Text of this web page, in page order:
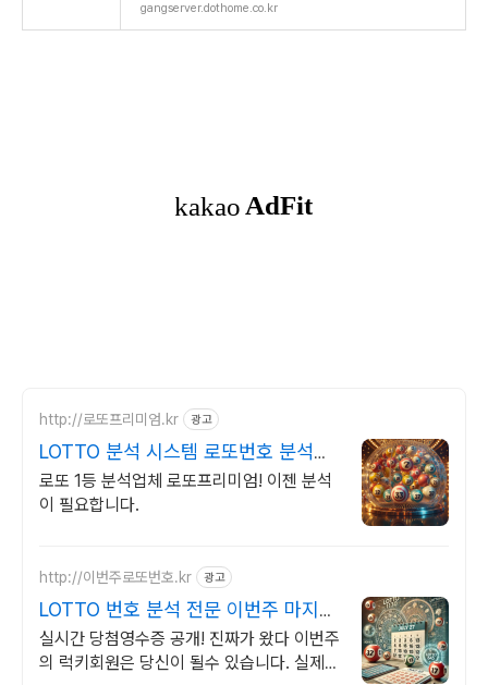
gangserver.dothome.co.kr
http://로또프리미엄.kr 광고
LOTTO 분석 시스템 로또번호 분석업
체
로또 1등 분석업체 로또프리미엄! 이젠 분석
이 필요합니다.
http://이번주로또번호.kr 광고
LOTTO 번호 분석 전문 이번주 마지막
기회!
실시간 당첨영수증 공개! 진짜가 왔다 이번주
의 럭키회원은 당신이 될수 있습니다. 실제